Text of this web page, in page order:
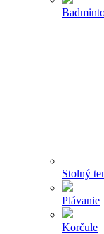
Stolný
Plávanie
Korčule